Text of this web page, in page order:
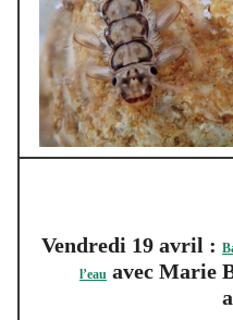
Vendredi 19 avril :
l’eau avec Marie